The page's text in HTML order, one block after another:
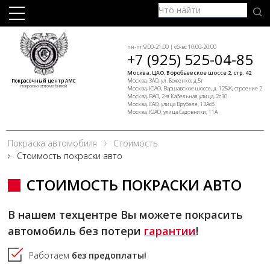
Покрасочный центр АМС
покраска автомобилей
пн-пт 9:00-21:00 | сб-вс 10:00-20:00
+7 (925) 525-04-85
Москва, ЦАО, Воробьевское шоссе 2, стр. 42
Москва, ЗАО, ул. Боженко, д.5г
Москва, ЮАО, Варшавское шоссе, д. 125Ж, строение 2
Москва, ВАО, 2-я Кабельная улица, 2с30
Москва, САО, улица Врубеля, 13Ас8
Москва, ЮАО, улица Садовники, 11А
Покраска автомобиля
Стоимость
Стоимость покраски авто
СТОИМОСТЬ ПОКРАСКИ АВТО
В нашем техцентре Вы можете покрасить
автомобиль без потери гарантии!
Работаем без предоплаты!